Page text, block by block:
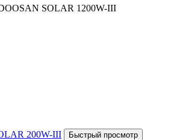
SOLAR 1200W-III